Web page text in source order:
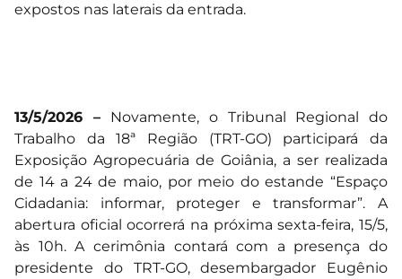
13/5/2026 – Novamente, o Tribunal Regional do
Trabalho da 18ª Região (TRT-GO) participará da
Exposição Agropecuária de Goiânia, a ser realizada
de 14 a 24 de maio, por meio do estande “Espaço
Cidadania: informar, proteger e transformar”. A
abertura oficial ocorrerá na próxima sexta-feira, 15/5,
às 10h. A cerimônia contará com a presença do
presidente do TRT-GO, desembargador Eugênio